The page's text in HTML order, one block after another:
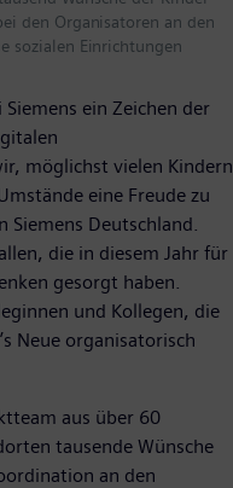
den Organisatoren an den
sozialen Einrichtungen
ein Zeichen der
möglichst vielen Kindern
eine Freude zu
Siemens Deutschland.
die in diesem Jahr für
gesorgt haben.
und Kollegen, die
Neue organisatorisch
aus über 60
tausende Wünsche
an den